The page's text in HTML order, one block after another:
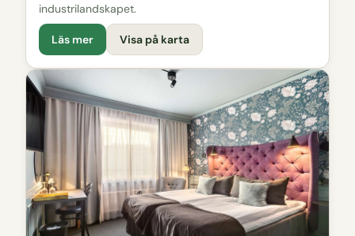
industrilandskapet.
Läs mer Visa på karta